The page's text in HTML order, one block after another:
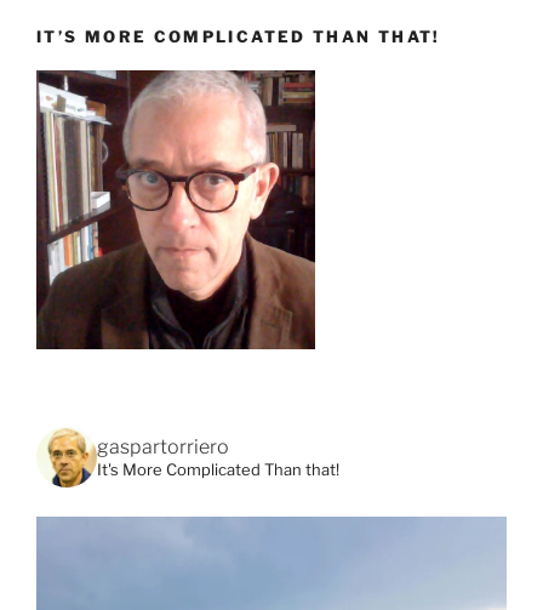
IT’S MORE COMPLICATED THAN THAT!
gaspartorriero
It's More Complicated Than that!